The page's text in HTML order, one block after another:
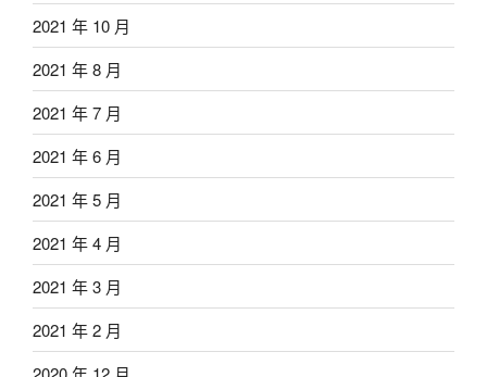
2021 年 10 月
2021 年 8 月
2021 年 7 月
2021 年 6 月
2021 年 5 月
2021 年 4 月
2021 年 3 月
2021 年 2 月